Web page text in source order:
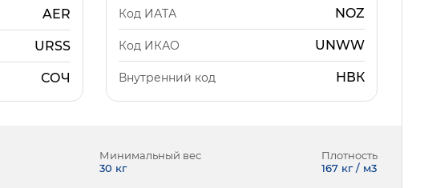
AER
URSS
СОЧ
Код ИАТА NOZ
Код ИКАО UNWW
Внутренний код НВК
Минимальный вес
30 кг
Плотность
167 кг / м3